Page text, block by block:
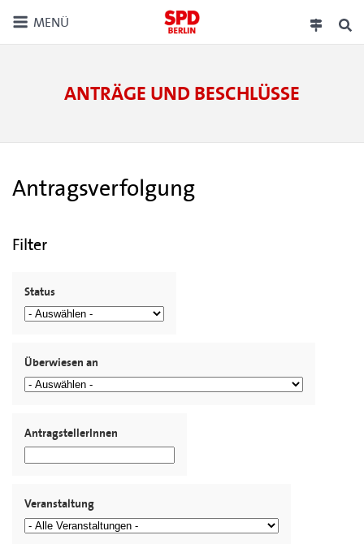
MENÜ
ANTRÄGE UND BESCHLÜSSE
Antragsverfolgung
Filter
Status
Überwiesen an
AntragstellerInnen
Veranstaltung